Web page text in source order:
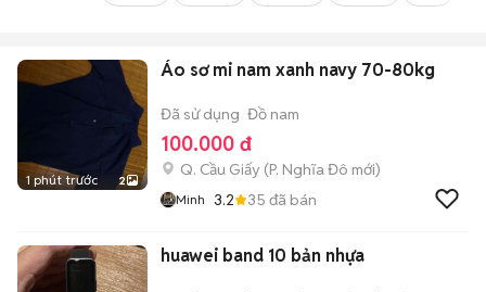
1 phút trước 2
Áo sơ mi nam xanh navy 70-80kg
Đã sử dụng Đồ nam
100.000 đ
Q. Cầu Giấy (P. Nghĩa Đô mới)
Minh 3.2 35 đã bán
huawei band 10 bản nhựa